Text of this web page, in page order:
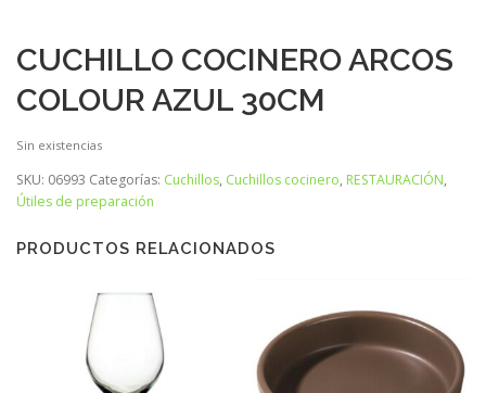
CUCHILLO COCINERO ARCOS
COLOUR AZUL 30CM
Sin existencias
SKU: 06993 Categorías: Cuchillos, Cuchillos cocinero, RESTAURACIÓN,
Útiles de preparación
PRODUCTOS RELACIONADOS